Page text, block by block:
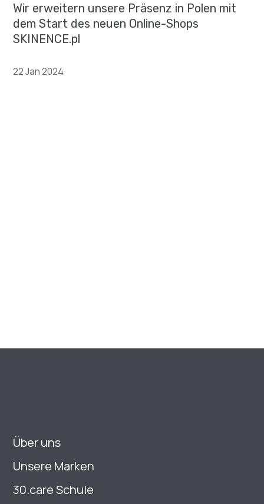
Wir erweitern unsere Präsenz in Polen mit
dem Start des neuen Online-Shops
SKINENCE.pl
22 Jan 2024
Über uns
Unsere Marken
30.care Schule